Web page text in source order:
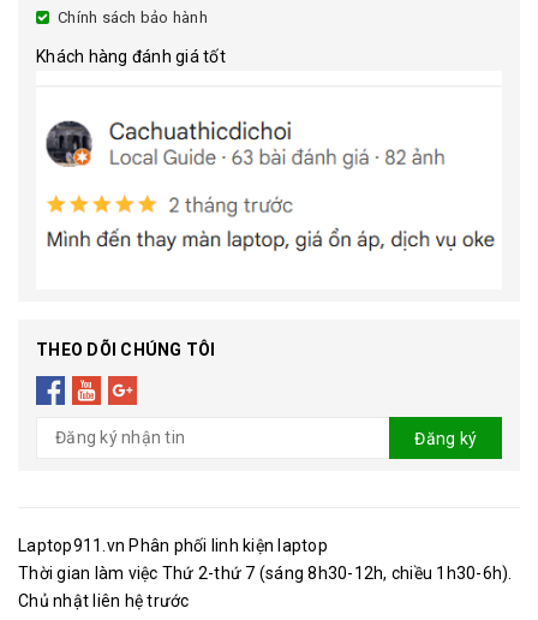
Chính sách bảo hành
Khách hàng đánh giá tốt
THEO DÕI CHÚNG TÔI
Đăng ký
Laptop911.vn Phân phối linh kiện laptop
Thời gian làm việc Thứ 2-thứ 7 (sáng 8h30-12h, chiều 1h30-6h).
Chủ nhật liên hệ trước